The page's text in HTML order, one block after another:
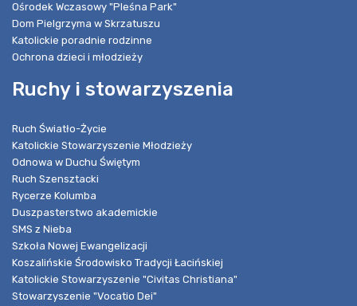
Ośrodek Wczasowy "Pleśna Park"
Dom Pielgrzyma w Skrzatuszu
Katolickie poradnie rodzinne
Ochrona dzieci i młodzieży
Ruchy i stowarzyszenia
Ruch Światło-Życie
Katolickie Stowarzyszenie Młodzieży
Odnowa w Duchu Świętym
Ruch Szensztacki
Rycerze Kolumba
Duszpasterstwo akademickie
SMS z Nieba
Szkoła Nowej Ewangelizacji
Koszalińskie Środowisko Tradycji Łacińskiej
Katolickie Stowarzyszenie "Civitas Christiana"
Stowarzyszenie "Vocatio Dei"